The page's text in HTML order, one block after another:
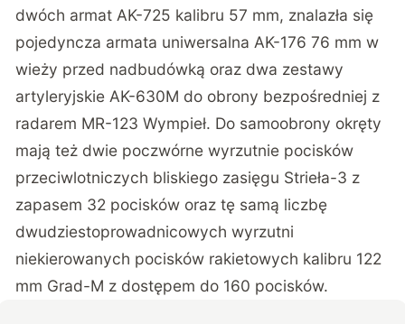
dwóch armat AK-725 kalibru 57 mm, znalazła się
pojedyncza armata uniwersalna AK-176 76 mm w
wieży przed nadbudówką oraz dwa zestawy
artyleryjskie AK-630M do obrony bezpośredniej z
radarem MR-123 Wympieł. Do samoobrony okręty
mają też dwie poczwórne wyrzutnie pocisków
przeciwlotniczych bliskiego zasięgu Strieła-3 z
zapasem 32 pocisków oraz tę samą liczbę
dwudziestoprowadnicowych wyrzutni
niekierowanych pocisków rakietowych kalibru 122
mm Grad-M z dostępem do 160 pocisków.